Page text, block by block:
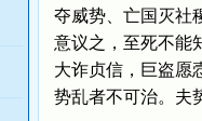
夺威势、亡国灭社
意议之，至死不能
大诈贞信，巨盗愿
势乱者不可治。夫